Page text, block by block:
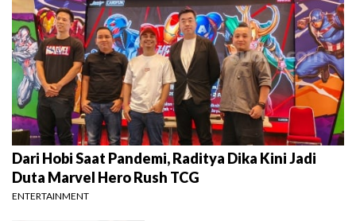
Dari Hobi Saat Pandemi, Raditya Dika Kini Jadi
Duta Marvel Hero Rush TCG
ENTERTAINMENT